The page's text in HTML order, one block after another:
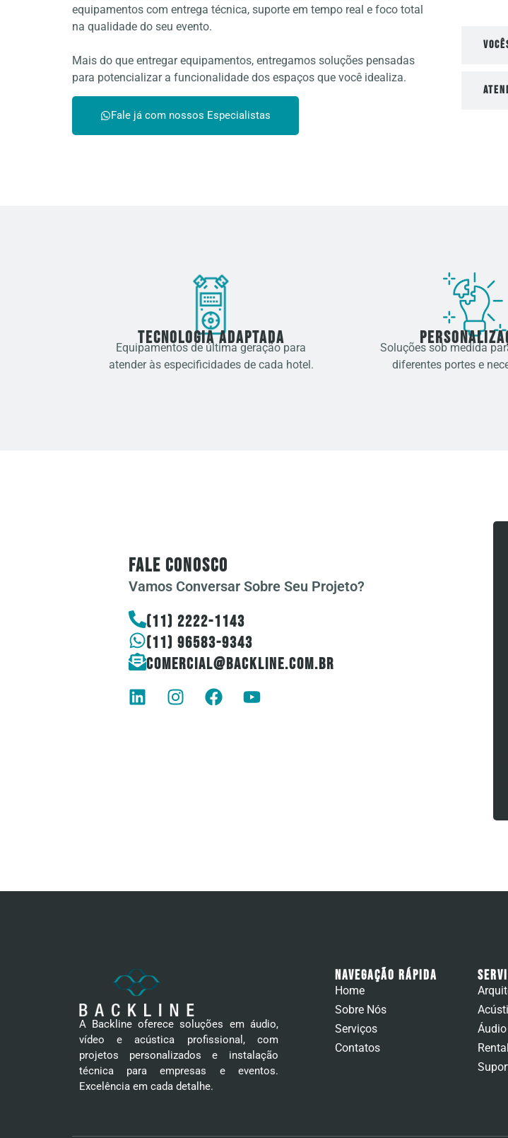
equipamentos com entrega técnica, suporte em tempo real e foco total
na qualidade do seu evento.
Mais do que entregar equipamentos, entregamos soluções pensadas
para potencializar a funcionalidade dos espaços que você idealiza.
Fale já com nossos Especialistas
Tecnologia Adaptada
Equipamentos de última geração para
atender às especificidades de cada hotel.
Soluções sob medida
diferentes portes e
FAle Conosco
Vamos Conversar Sobre Seu Projeto?
(11) 2222-1143
(11) 96583-9343
comercial@backline.com.br
A Backline oferece soluções em áudio,
vídeo e acústica profissional, com
projetos personalizados e instalação
técnica para empresas e eventos.
Excelência em cada detalhe.
Navegação Rápida
Home
Sobre Nós
Serviços
Contatos
Rental